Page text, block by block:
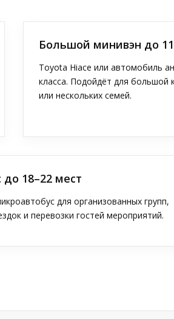
Большой минивэн до
Toyota Hiace или автомобиль
класса. Подойдёт для большой
или нескольких семей.
18–22 мест
для организованных групп,
и перевозки гостей мероприятий.